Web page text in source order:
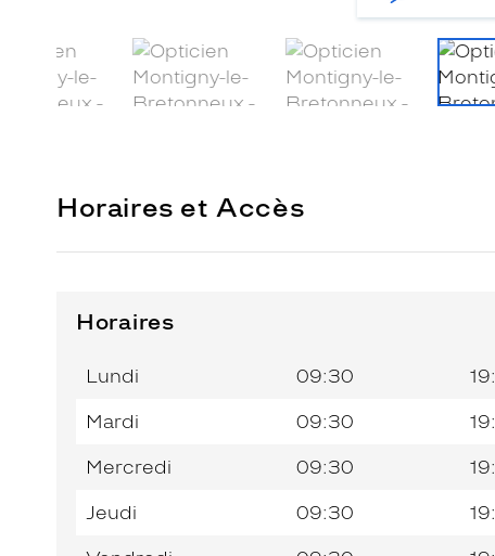
Horaires et Accès
Horaires
Jour de
semaine
Horaires
l’après-
Lundi 09:30
Mardi 09:30
Mercredi 09:30
Jeudi 09:30
Jour de
semaine
Horaires
l’après-